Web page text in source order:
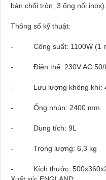
bàn chổi tròn, 3 ống nối inox).
Thông số kỹ thuật:
- Công suất: 1100W (1
- Điện thế: 230V AC 50/
- Lưu lượng không khí:
- Ống nhún: 2400 mm
- Dung tích: 9L
- Trọng lượng: 6,3 kg
- Kích thước: